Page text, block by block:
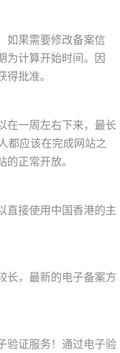
如果需要修改备案信
为计算开始时间。因
得批准。
在一周左右下来，最长
都应该在完成网站之
正常开放。
直接使用中国香港的主
长，最新的电子备案方
验证服务！通过电子验